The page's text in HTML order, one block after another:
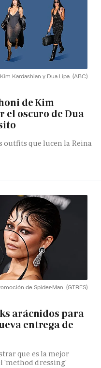
Kardashian y Dua Lipa. (ABC)
de Kim
el oscuro de Dua
que lucen la Reina
de Spider-Man. (GTRES)
arácnidos para
entrega de
que es la mejor
'method dressing'